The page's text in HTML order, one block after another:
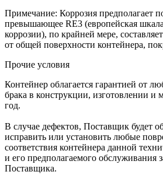
Примечание: Коррозия предполагает
превышающее RE3 (европейская
коррозии), по крайней мере,
от общей поверхности контейнера,
Прочие условия
Контейнер облагается гарантией от
брака в конструкции, изготовлении и
год.
В случае дефектов, Поставщик будет
исправить или установить любые
соответствия контейнера данной
и его предполагаемого обслуживания
Поставщика.